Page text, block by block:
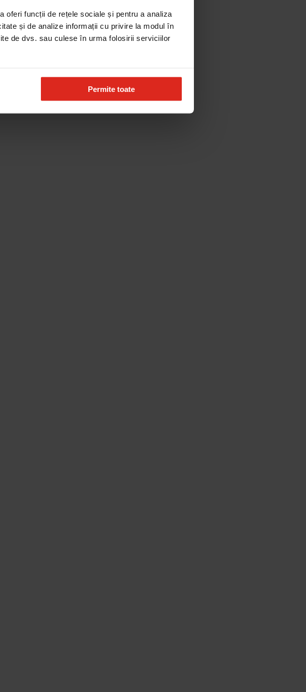
oferi funcții de rețele sociale și pentru a analiza
și de analize informații cu privire la modul în
de dvs. sau culese în urma folosirii serviciilor
Permite toate